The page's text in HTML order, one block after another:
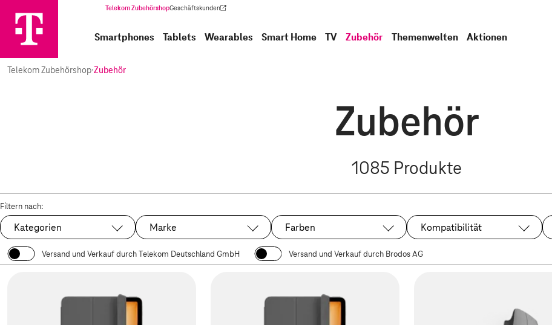
Telekom ZubehörshopGeschäftskunden
(Wird in einem neuen Tab geöffnet)
Smartphones Tablets Wearables Smart Home TV Zubehör Themenwelten Aktionen
Telekom Zubehörshop·Zubehör
Zubehör
1085 Produkte
Filtern nach:
Kategorien Marke Farben Kompatibilität
Versand und Verkauf durch Telekom Deutschland GmbH Versand und Verkauf durch Brodos AG